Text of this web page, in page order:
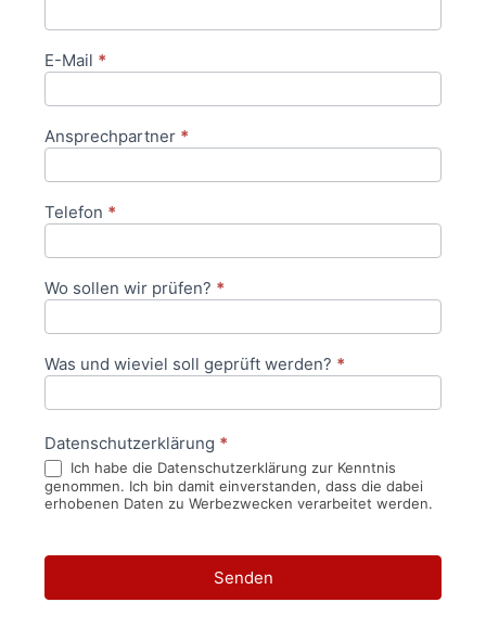
E-Mail *
Ansprechpartner *
Telefon *
Wo sollen wir prüfen? *
Was und wieviel soll geprüft werden? *
Datenschutzerklärung *
Ich habe die Datenschutzerklärung zur Kenntnis
genommen. Ich bin damit einverstanden, dass die dabei
erhobenen Daten zu Werbezwecken verarbeitet werden.
Senden